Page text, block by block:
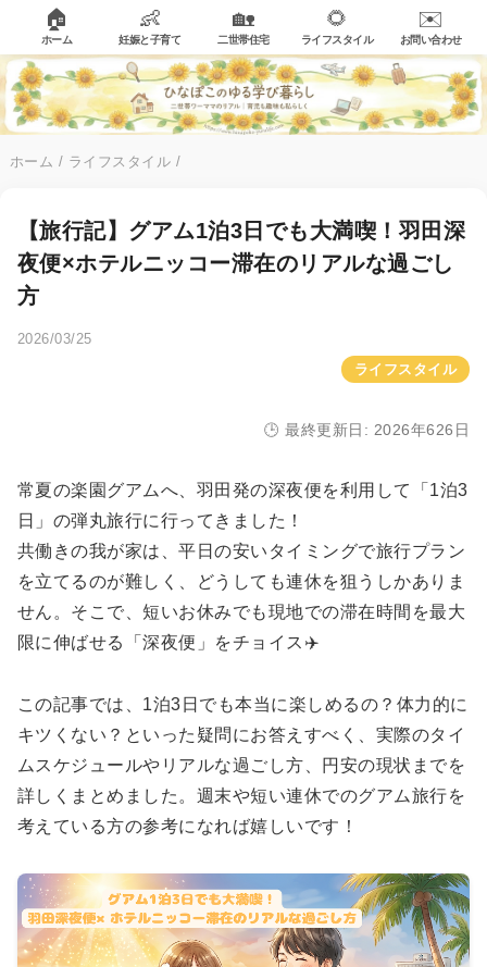
🏠
ホーム
👶
妊娠と子育て
🏡
二世帯住宅
🌻
ライフスタイル
✉️
お問い合わせ
ホーム / ライフスタイル /
【旅行記】グアム1泊3日でも大満喫！羽田深
夜便×ホテルニッコー滞在のリアルな過ごし
方
2026/03/25
ライフスタイル
🕒 最終更新日: 2026年626日
常夏の楽園グアムへ、羽田発の深夜便を利用して「1泊3
日」の弾丸旅行に行ってきました！
共働きの我が家は、平日の安いタイミングで旅行プラン
を立てるのが難しく、どうしても連休を狙うしかありま
せん。そこで、短いお休みでも現地での滞在時間を最大
限に伸ばせる「深夜便」をチョイス✈️
この記事では、1泊3日でも本当に楽しめるの？体力的に
キツくない？といった疑問にお答えすべく、実際のタイ
ムスケジュールやリアルな過ごし方、円安の現状までを
詳しくまとめました。週末や短い連休でのグアム旅行を
考えている方の参考になれば嬉しいです！